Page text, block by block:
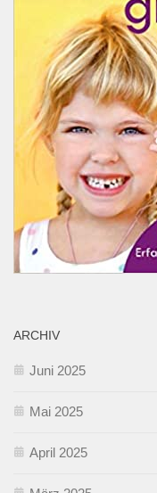
ARCHIV
Juni 2025
Mai 2025
April 2025